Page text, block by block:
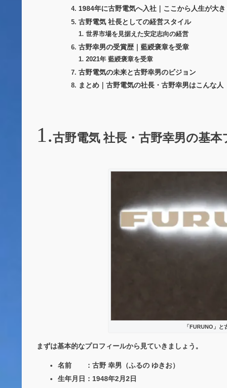
1984年に古野電気へ入社｜ここから人生が大き
古野電気 社長としての経営スタイル
世界市場を見据えた安定志向の経営
古野幸男の受賞歴｜藍綬褒章を受章
2021年 藍綬褒章を受章
古野電気の未来と古野幸男のビジョン
まとめ｜古野電気の社長・古野幸男はこんな人
古野電気 社長・古野幸男の基
「FURUNO」と
まずは基本的なプロフィールから見ていきましょう。
名前 ： 古野 幸男（ふるの ゆきお）
生年月日： 1948年2月2日